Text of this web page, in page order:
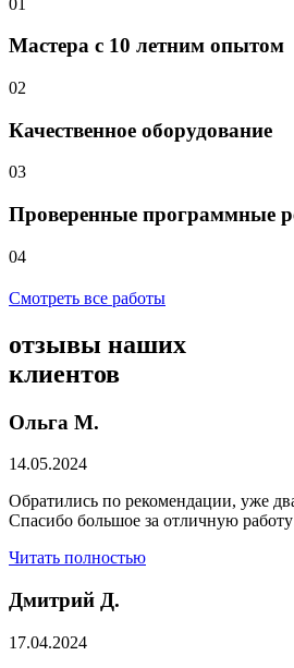
Мастера с 10 летним опытом
02
Качественное оборудование
03
Проверенные программные
04
Смотреть все работы
отзывы наших
клиентов
Ольга М.
14.05.2024
Обратились по рекомендации, уже
Спасибо большое за отличную
Читать полностью
Дмитрий Д.
17.04.2024